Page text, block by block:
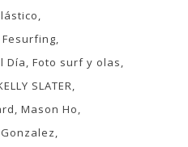
Fesurfing
Día Foto surf y olas
SLATER
Mason Ho